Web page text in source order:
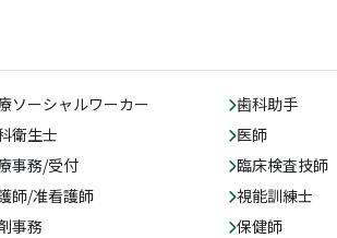
ソーシャルワーカー
歯科助手
衛生士
医師
事務/受付
臨床検査技師
師/准看護師
視能訓練士
事務
保健師